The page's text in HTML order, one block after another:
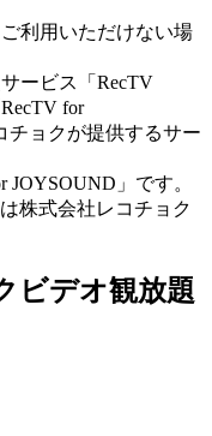
利用いただけない場
ービス「RecTV
for
チョクが提供するサー
」です。
株式会社レコチョク
ビデオ観放題